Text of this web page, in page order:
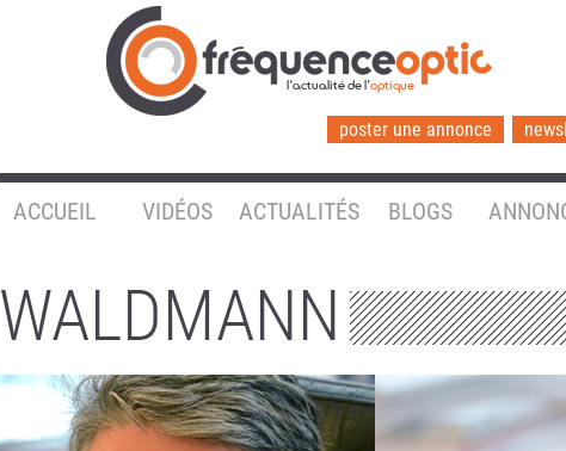
l'actualité de l'optique
poster une annonce
ACCUEIL VIDÉOS ACTUALITÉS BLOGS